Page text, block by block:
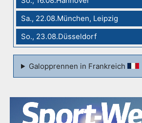
Sa., 22.08.München, Leipzig
So., 23.08.Düsseldorf
Galopprennen in Frankreich